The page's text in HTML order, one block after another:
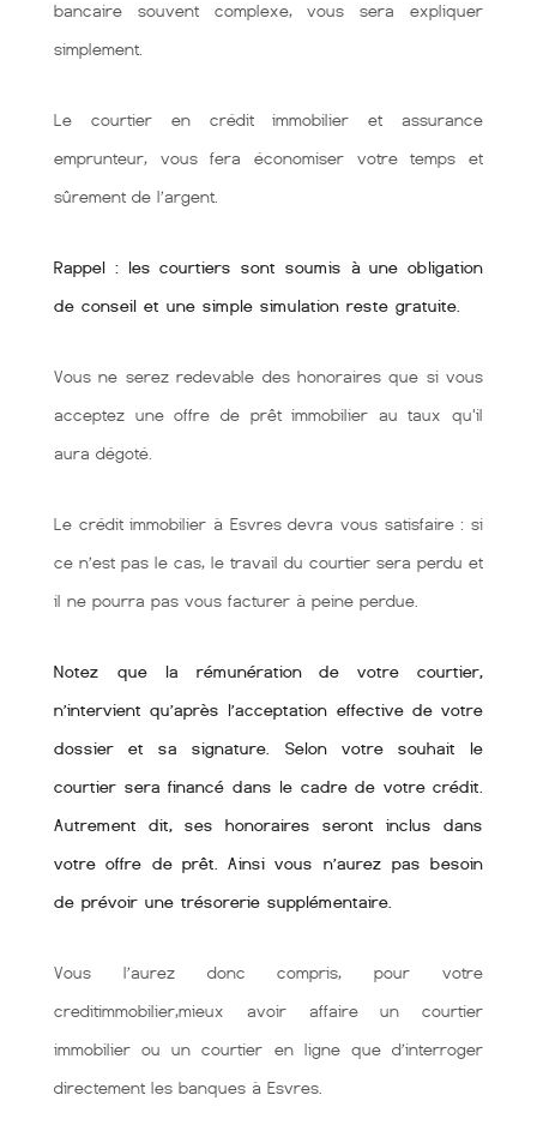
bancaire souvent complexe, vous sera expliquer
simplement.
Le courtier en crédit immobilier et assurance
emprunteur, vous fera économiser votre temps et
sûrement de l’argent.
Rappel : les courtiers sont soumis à une obligation
de conseil et une simple simulation reste gratuite.
Vous ne serez redevable des honoraires que si vous
acceptez une offre de prêt immobilier au taux qu'il
aura dégoté.
Le crédit immobilier à Esvres devra vous satisfaire : si
ce n’est pas le cas, le travail du courtier sera perdu et
il ne pourra pas vous facturer à peine perdue.
Notez que la rémunération de votre courtier,
n’intervient qu’après l’acceptation effective de votre
dossier et sa signature. Selon votre souhait le
courtier sera financé dans le cadre de votre crédit.
Autrement dit, ses honoraires seront inclus dans
votre offre de prêt. Ainsi vous n’aurez pas besoin
de prévoir une trésorerie supplémentaire.
Vous l’aurez donc compris, pour votre
creditimmobilier,mieux avoir affaire un courtier
immobilier ou un courtier en ligne que d’interroger
directement les banques à Esvres.